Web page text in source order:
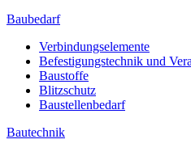
Baubedarf
Verbindungselemente
Befestigungstechnik und
Baustoffe
Blitzschutz
Baustellenbedarf
Bautechnik